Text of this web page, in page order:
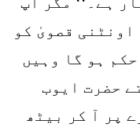
اونٹنی قصویٰ کو
ہو گا وہیں
حضرت ایوب
پر آ کر بیٹھ